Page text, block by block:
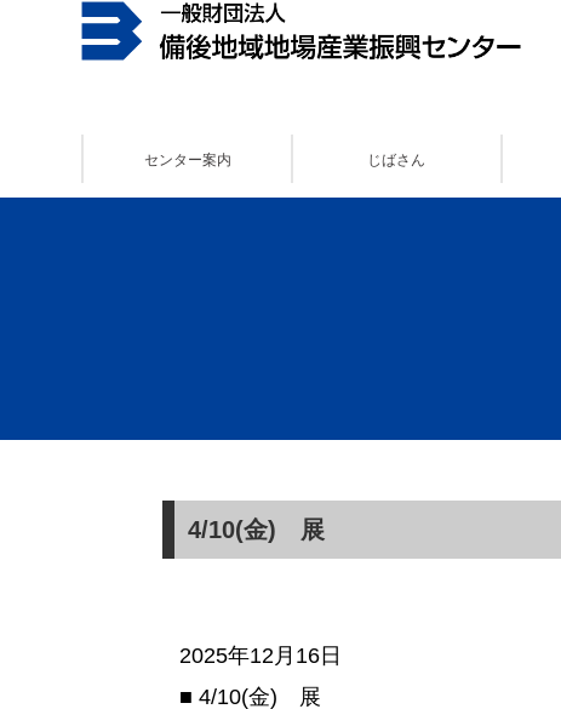
センター案内 じばさん
4/10(金) 展
2025年12月16日
■ 4/10(金) 展